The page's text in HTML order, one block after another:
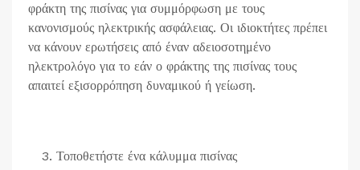
φράκτη της πισίνας για συμμόρφωση με τους
κανονισμούς ηλεκτρικής ασφάλειας. Οι ιδιοκτήτες πρέπει
να κάνουν ερωτήσεις από έναν αδειοσοτημένο
ηλεκτρολόγο για το εάν ο φράκτης της πισίνας τους
απαιτεί εξισορρόπηση δυναμικού ή γείωση.
Τοποθετήστε ένα κάλυμμα πισίνας